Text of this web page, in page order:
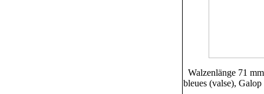
Walzenlänge 71
bleues (valse),